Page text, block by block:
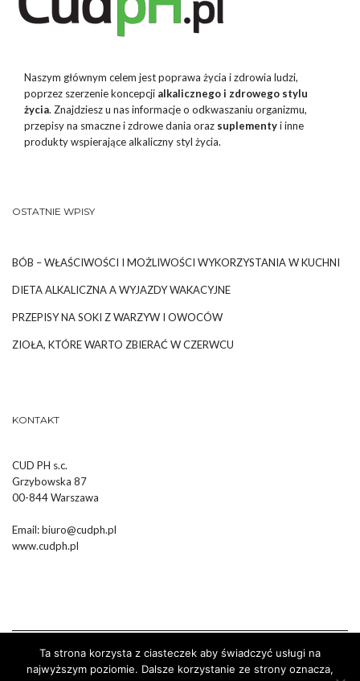
Naszym głównym celem jest poprawa życia i zdrowia ludzi,
poprzez szerzenie koncepcji alkalicznego i zdrowego stylu
życia. Znajdziesz u nas informacje o odkwaszaniu organizmu,
przepisy na smaczne i zdrowe dania oraz suplementyi inne
produkty wspierające alkaliczny styl życia.
OSTATNIE WPISY
BÓB – WŁAŚCIWOŚCI I MOŻLIWOŚCI WYKORZYSTANIA W KUCHNI
DIETA ALKALICZNA A WYJAZDY WAKACYJNE
PRZEPISY NA SOKI Z WARZYW I OWOCÓW
ZIOŁA, KTÓRE WARTO ZBIERAĆ W CZERWCU
KONTAKT
CUD PH s.c.
Grzybowska 87
00-844 Warszawa
Email:biuro@cudph.pl
www.cudph.pl
Ta strona korzysta z ciasteczek aby świadczyć usługi na
najwyższym poziomie. Dalsze korzystanie ze strony oznacza,